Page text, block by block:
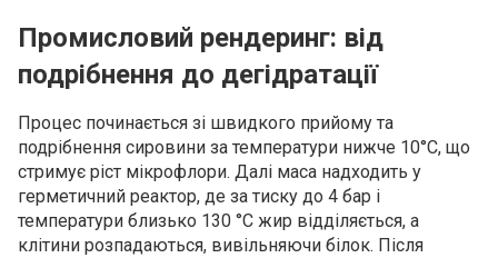
Промисловий рендеринг: від
подрібнення до дегідратації
Процес починається зі швидкого прийому та
подрібнення сировини за температури нижче 10°C, що
стримує ріст мікрофлори. Далі маса надходить у
герметичний реактор, де за тиску до 4 бар і
температури близько 130 °C жир відділяється, а
клітини розпадаються, вивільняючи білок. Після